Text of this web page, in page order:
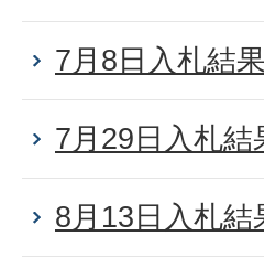
7月8日入札結
7月29日入札
8月13日入札